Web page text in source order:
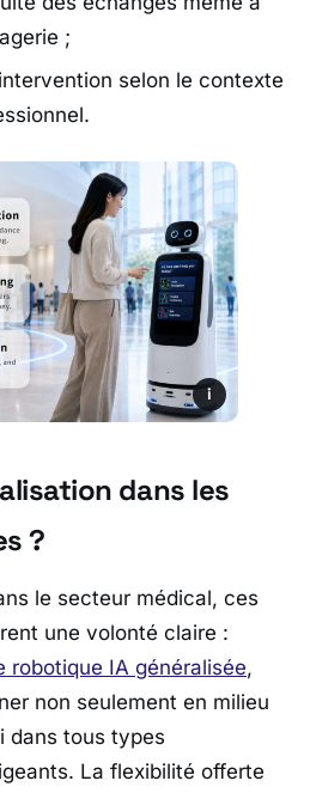
;
selon le contexte
i
dans les
?
le secteur médical, ces
une volonté claire :
robotique IA généralisée,
non seulement en milieu
dans tous types
La flexibilité offerte